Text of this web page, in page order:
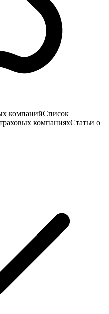
компанийСписок
компанияхСтатьи о